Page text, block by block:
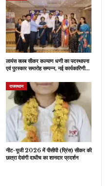
लायंस क्लब सीकर कल्याण धणी का पदस्थापना
एवं पुरस्कार समारोह सम्पन्न, नई कार्यकारिणी…
राजस्थान
नीट-यूजी 2026 में पीसीपी (प्रिंस) सीकर की
छात्रा देवांगी दाधीच का शानदार प्रदर्शन